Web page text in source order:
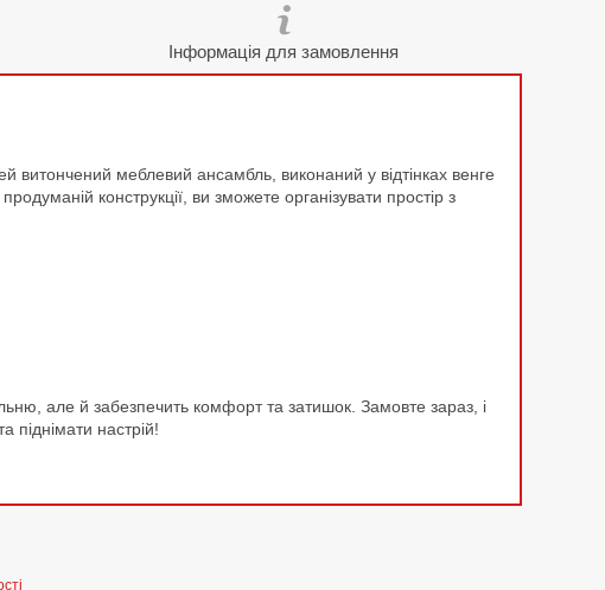
Інформація для замовлення
витончений меблевий ансамбль, виконаний у відтінках венге
конструкції, ви зможете організувати простір з
але й забезпечить комфорт та затишок. Замовте зараз, і
настрій!